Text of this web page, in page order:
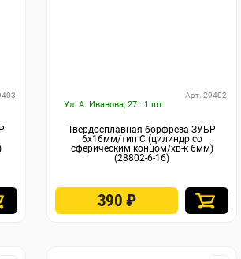
Ул. А. Иванова, 27 : 1 шт
Арт. 29402
Твердосплавная борфреза ЗУБР
6х16мм/тип C (цилиндр со
сферическим концом/хв-к 6мм)
(28802-6-16)
390 ₽